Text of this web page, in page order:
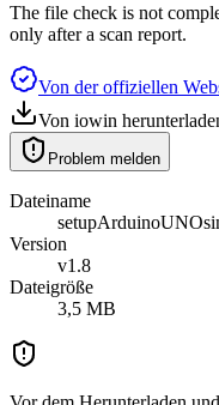
The file check is not
only after a scan report.
Von der offiziellen
Von iowin
Problem melden
Dateiname
Version
v1.8
Dateigröße
3,5 MB